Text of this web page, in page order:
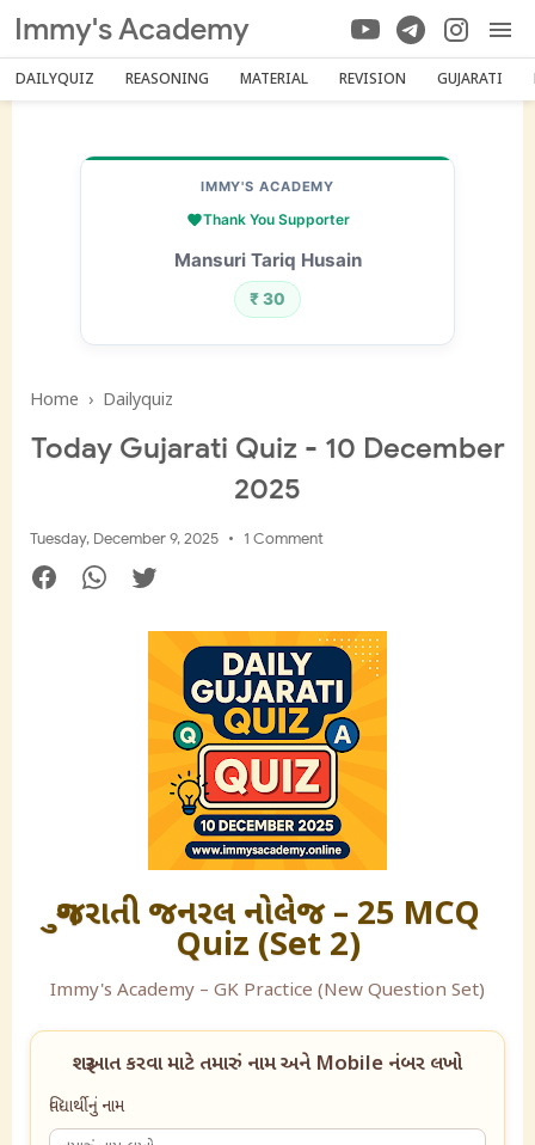
Immy's Academy
DAILYQUIZ REASONING MATERIAL REVISION GUJARATI
IMMY'S ACADEMY
Thank You Supporter
Mansuri Tariq Husain
₹ 30
Home › Dailyquiz
Today Gujarati Quiz - 10 December
2025
Tuesday, December 9, 2025 1 Comment
ગુજરાતી જનરલ નોલેજ – 25 MCQ
Quiz (Set 2)
Immy's Academy – GK Practice (New Question Set)
શરૂઆત કરવા માટે તમારું નામ અને Mobile નંબર લખો
વિદ્યાર્થીનું નામ